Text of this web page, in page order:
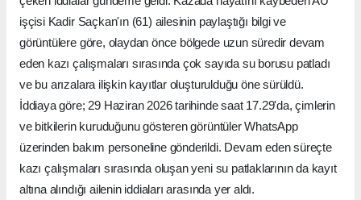
işçisi Kadir Saçkan'ın (61) ailesinin paylaştığı bilgi ve
görüntülere göre, olaydan önce bölgede uzun süredir devam
eden kazı çalışmaları sırasında çok sayıda su borusu patladı
ve bu arızalara ilişkin kayıtlar oluşturulduğu öne sürüldü.
İddiaya göre; 29 Haziran 2026 tarihinde saat 17.29'da, çimlerin
ve bitkilerin kuruduğunu gösteren görüntüler WhatsApp
üzerinden bakım personeline gönderildi. Devam eden süreçte
kazı çalışmaları sırasında oluşan yeni su patlaklarının da kayıt
altına alındığı ailenin iddiaları arasında yer aldı.